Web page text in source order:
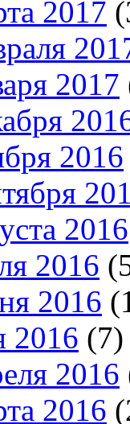
2017
2017
2016
2016
2016
2016
2016 (7)
2016
2016